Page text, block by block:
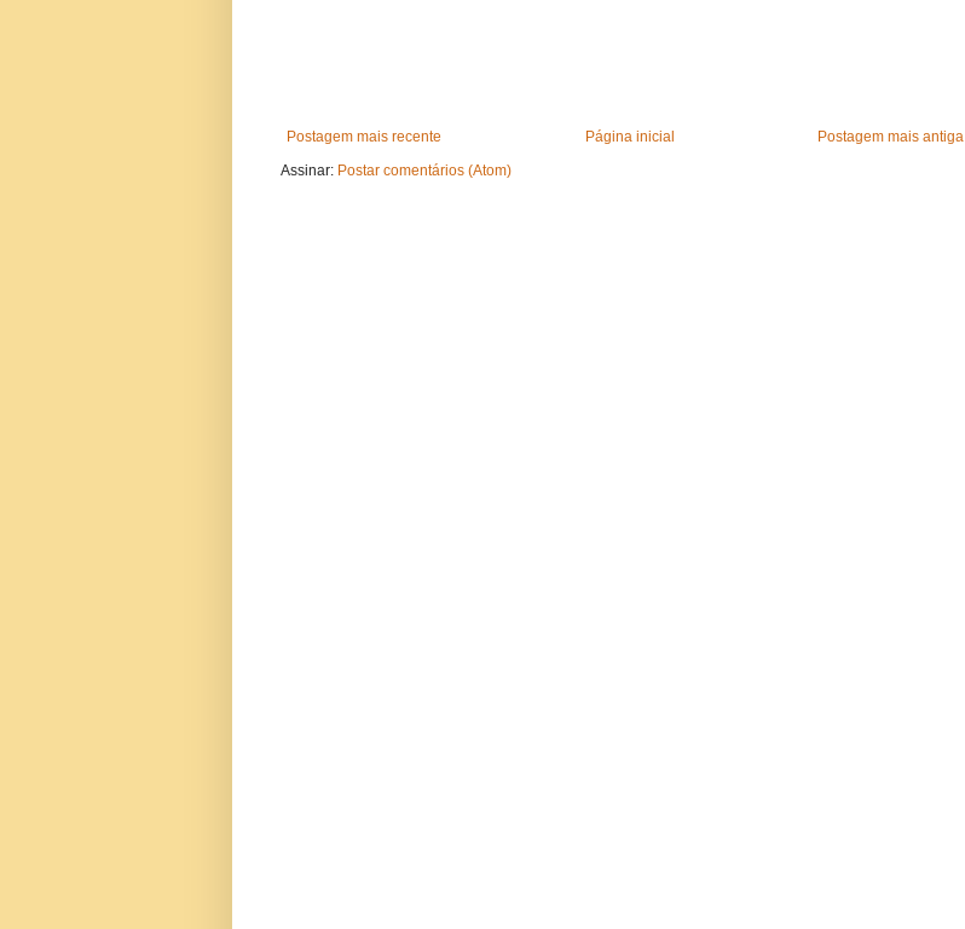
Postagem mais recente Postagem mais antiga
Página inicial
Assinar: Postar comentários (Atom)